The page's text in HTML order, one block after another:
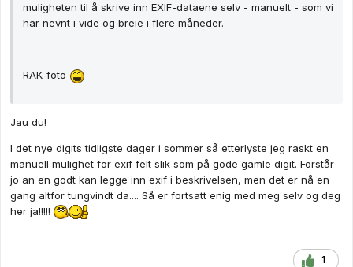
muligheten til å skrive inn EXIF-dataene selv - manuelt - som vi
har nevnt i vide og breie i flere måneder.
RAK-foto
Jau du!
I det nye digits tidligste dager i sommer så etterlyste jeg raskt en
manuell mulighet for exif felt slik som på gode gamle digit. Forstår
jo an en godt kan legge inn exif i beskrivelsen, men det er nå en
gang altfor tungvindt da.... Så er fortsatt enig med meg selv og deg
her ja!!!!!
1